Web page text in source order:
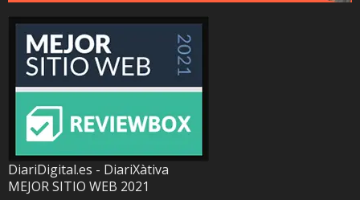
DiariDigital.es - DiariXàtiva
MEJOR SITIO WEB 2021